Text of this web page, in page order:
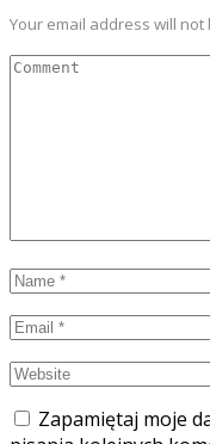
Your email address will
Zapamiętaj moje